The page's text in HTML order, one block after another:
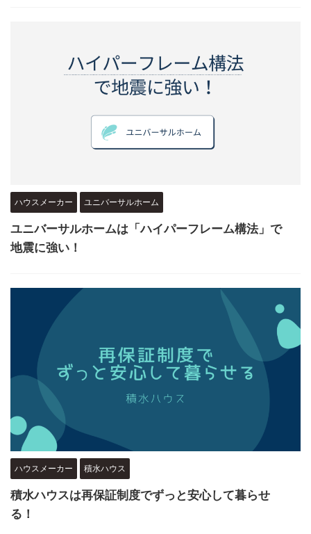
ハウスメーカー ユニバーサルホーム
ユニバーサルホームは「ハイパーフレーム構法」で
地震に強い！
ハウスメーカー 積水ハウス
積水ハウスは再保証制度でずっと安心して暮らせ
る！